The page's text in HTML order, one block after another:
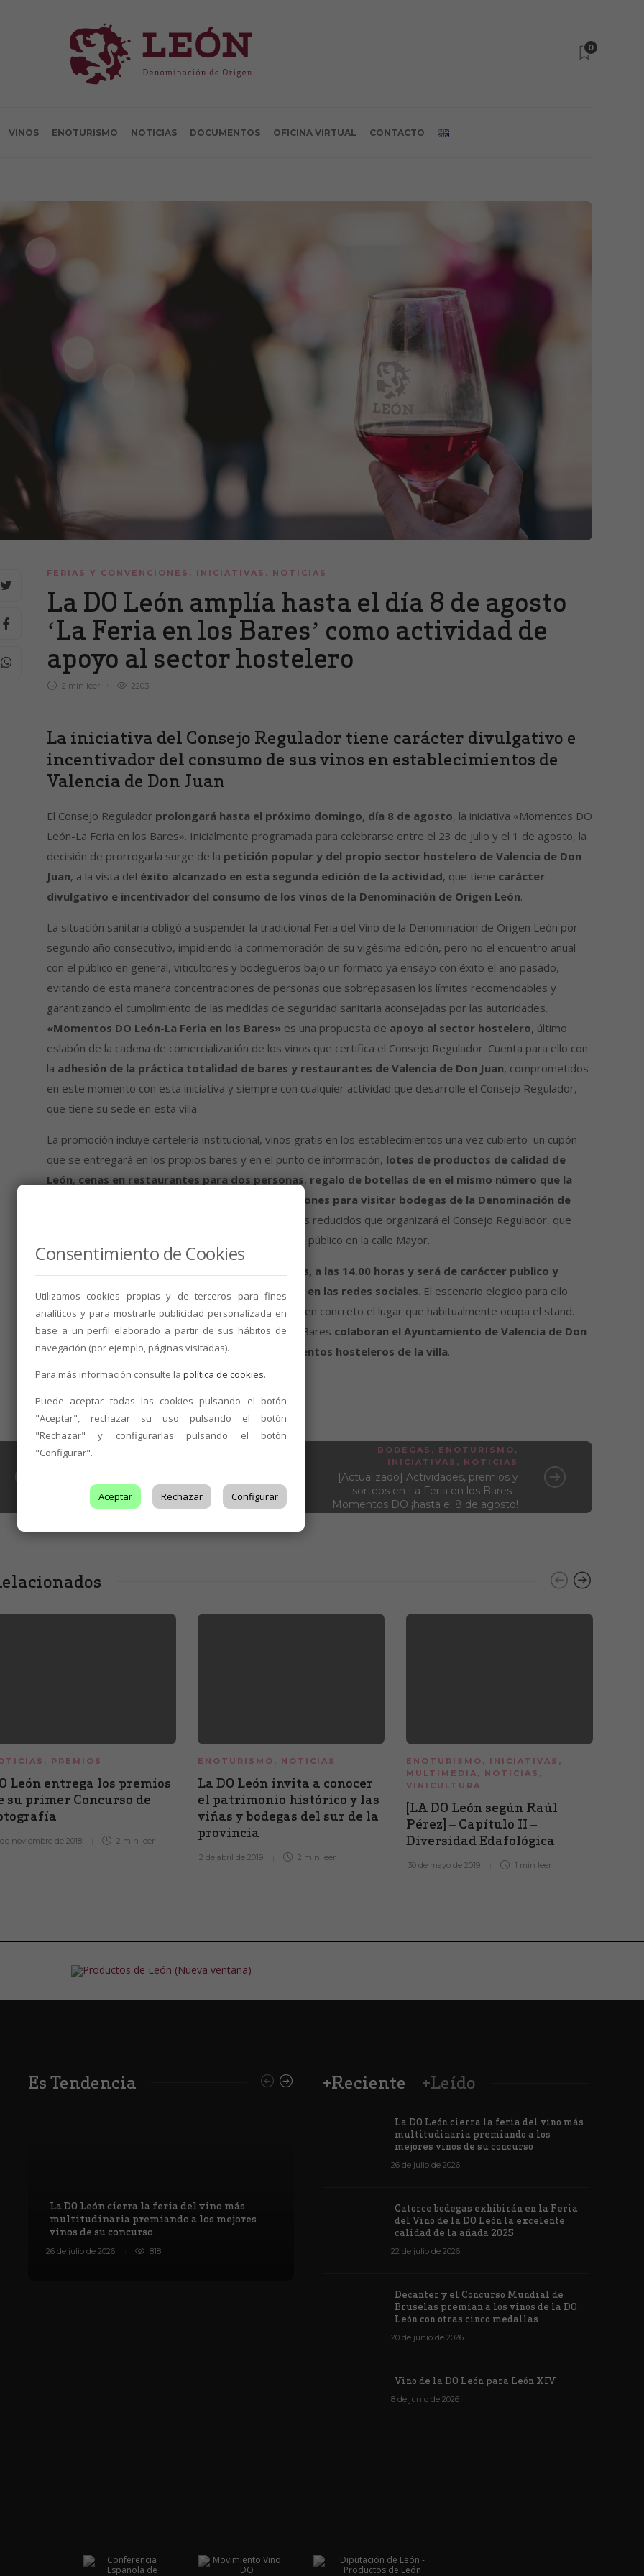
0
VINOS ENOTURISMO NOTICIAS DOCUMENTOS OFICINA VIRTUAL CONTACTO
FERIAS Y CONVENCIONES , INICIATIVAS , NOTICIAS
La DO León amplía hasta el día 8 de agosto
‘La Feria en los Bares’ como actividad de
apoyo al sector hostelero
2 min leer 2203
La iniciativa del Consejo Regulador tiene carácter divulgativo e
incentivador del consumo de sus vinos en establecimientos de
Valencia de Don Juan
El Consejo Regulador prolongará hasta el próximo domingo, día 8 de agosto, la iniciativa «Momentos DO
León-La Feria en los Bares». Inicialmente programada para celebrarse entre el 23 de julio y el 1 de agosto, la
decisión de prorrogarla surge de la petición popular y del propio sector hostelero de Valencia de Don
Juan, a la vista del éxito alcanzado en esta segunda edición de la actividad, que tiene carácter
divulgativo e incentivador del consumo de los vinos de la Denominación de Origen León.
La situación sanitaria obligó a suspender la tradicional Feria del Vino de la Denominación de Origen León por
segundo año consecutivo, impidiendo la conmemoración de su vigésima edición, pero no el encuentro anual
con el público en general, viticultores y bodegueros bajo un formato ya ensayo con éxito el año pasado,
evitando de esta manera concentraciones de personas que sobrepasasen los límites recomendables y
garantizando el cumplimiento de las medidas de seguridad sanitaria aconsejadas por las autoridades.
«Momentos DO León-La Feria en los Bares» es una propuesta de apoyo al sector hostelero, último
eslabón de la cadena de comercialización de los vinos que certifica el Consejo Regulador. Cuenta para ello con
la adhesión de la práctica totalidad de bares y restaurantes de Valencia de Don Juan, comprometidos
en este momento con esta iniciativa y siempre con cualquier actividad que desarrolle el Consejo Regulador,
que tiene su sede en esta villa.
La promoción incluye cartelería institucional, vinos gratis en los establecimientos una vez cubierto un cupón
que se entregará en los propios bares y en el punto de información, lotes de productos de calidad de
León, cenas en restaurantes para dos personas, regalo de botellas de en el mismo número que la
sorteo de un viaje e invitaciones para visitar bodegas de la Denominación de
y para asistir a actividades para grupos reducidos que organizará el Consejo Regulador, que
además instala un stand de información y atención al público en la calle Mayor.
El sorteo de regalos se realizará el día 12, jueves, a las 14.00 horas y será de carácter publico y
difundido a través de las cuentas de la DO León en las redes sociales. El escenario elegido para ello
será la propia calle Mayor de Valencia de Don Juan y en concreto el lugar que habitualmente ocupa el stand.
Con la iniciativa Momentos DO León-La Feria en los Bares colaboran el Ayuntamiento de Valencia de Don
Juan,Caja Ruraly losempresarios y establecimientos hosteleros de la villa.
consigue la acreditación de ENAC
BODEGAS , ENOTURISMO ,
INICIATIVAS , NOTICIAS
[Actualizado] Actividades, premios y
sorteos en La Feria en los Bares -
Momentos DO ¡hasta el 8 de agosto!
, PREMIOS
León entrega los premios
su primer Concurso de
de noviembre de 2018 2 min leer
ENOTURISMO , NOTICIAS
La DO León invita a conocer
el patrimonio histórico y las
viñas y bodegas del sur de la
provincia
2 de abril de 2019 2 min leer
ENOTURISMO , INICIATIVAS ,
MULTIMEDIA , NOTICIAS ,
VINICULTURA
[LA DO León según Raúl
Pérez] – Capítulo II –
Diversidad Edafológica
30 de mayo de 2019 1 min leer
Es Tendencia
La DO León cierra la feria del vino más
multitudinaria premiando a los mejores
vinos de su concurso
26 de julio de 2026 818
Vino de la DO León para León XIV
1167
+Reciente +Leído
La DO León cierra la feria del vino más
multitudinaria premiando a los
mejores vinos de su concurso
26 de julio de 2026
Catorce bodegas exhibirán en la Feria
del Vino de la DO León la excelente
calidad de la añada 2025
22 de julio de 2026
Decanter y el Concurso Mundial de
Bruselas premian a los vinos de la DO
León con otras cinco medallas
20 de junio de 2026
Vino de la DO León para León XIV
8 de junio de 2026
Consentimiento de Cookies
Utilizamos cookies propias y de terceros para fines
analíticos y para mostrarle publicidad personalizada en
base a un perfil elaborado a partir de sus hábitos de
navegación (por ejemplo, páginas visitadas).
Para más información consulte la política de cookies.
Puede aceptar todas las cookies pulsando el botón
"Aceptar", rechazar su uso pulsando el botón
"Rechazar" y configurarlas pulsando el botón
"Configurar".
Aceptar Rechazar Configurar